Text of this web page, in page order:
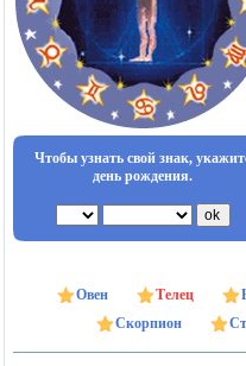
Чтобы узнать свой знак,
день рождения.
Овен Телец
Скорпион